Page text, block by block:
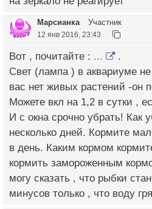
Марсианка Участник
12 янв 2016, 23:43
Вот , почитайте : ...
.
Свет (лампа ) в аквариуме
вас нет живых растений -он
Можете вкл на 1,2 в сутки ,
И с окна срочно убрать! Как
несколько дней. Кормите
в день. Каким кормом
кормить замороженным
могу сказать , что рыбки
минусов только , что воду